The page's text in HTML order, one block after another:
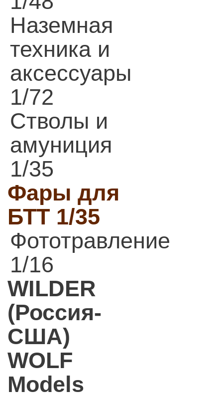
Наземная
техника и
аксессуары
1/72
Стволы и
амуниция
1/35
Фары для
БТТ 1/35
Фототравление
1/16
WILDER
(Россия-
США)
WOLF
Models